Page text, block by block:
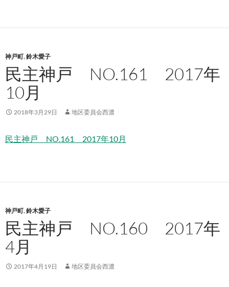
神戸町,鈴木愛子
民主神戸 NO.161 2017年
10月
2018年3月29日 地区委員会西濃
民主神戸 NO.161 2017年10月
神戸町,鈴木愛子
民主神戸 NO.160 2017年
4月
2017年4月19日 地区委員会西濃